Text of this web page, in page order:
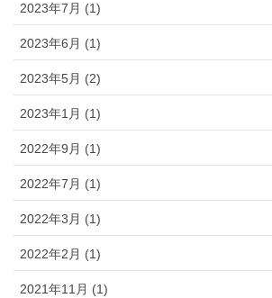
2023年7月 (1)
2023年6月 (1)
2023年5月 (2)
2023年1月 (1)
2022年9月 (1)
2022年7月 (1)
2022年3月 (1)
2022年2月 (1)
2021年11月 (1)